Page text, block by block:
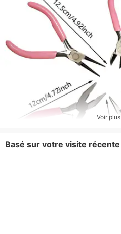
Voir plus
Basé sur votre visite récente